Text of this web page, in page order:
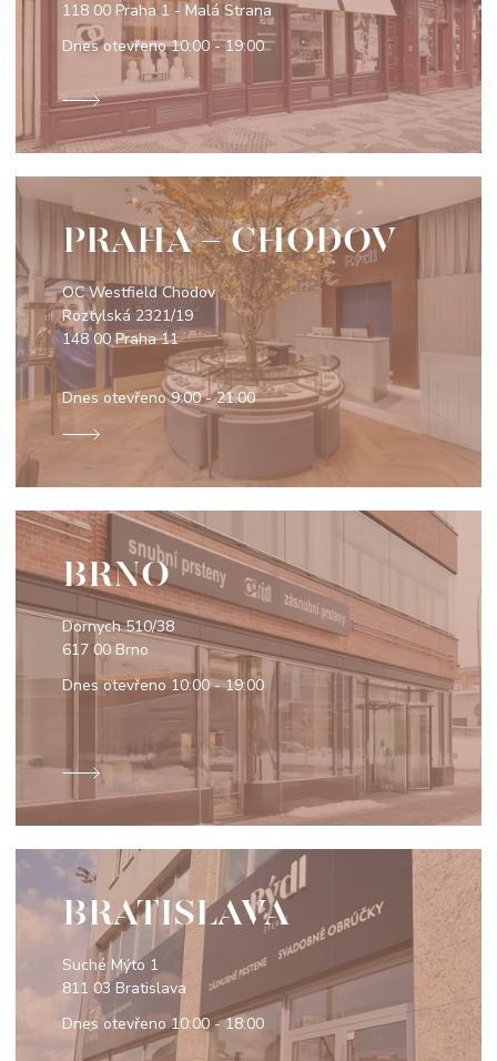
118 00 Praha 1 - Malá Strana
Dnes otevřeno10:00 - 19:00
PRAHA - CHODOV
OC Westfield Chodov
Roztylská 2321/19
148 00 Praha 11
Dnes otevřeno9:00 - 21:00
BRNO
Dornych 510/38
617 00 Brno
Dnes otevřeno10:00 - 19:00
BRATISLAVA
Suché Mýto 1
811 03 Bratislava
Dnes otevřeno10:00 - 18:00